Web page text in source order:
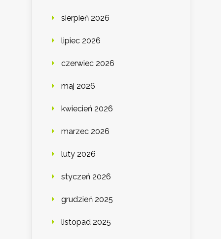
sierpień 2026
lipiec 2026
czerwiec 2026
maj 2026
kwiecień 2026
marzec 2026
luty 2026
styczeń 2026
grudzień 2025
listopad 2025